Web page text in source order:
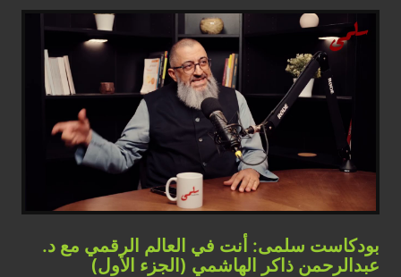
بودكاست سلمى: أنت في العالم الرقمي مع د.
عبدالرحمن ذاكر الهاشمي (الجزء الأول)